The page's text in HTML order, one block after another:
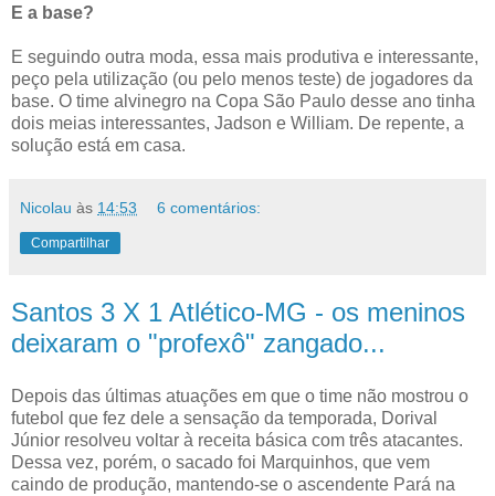
E a base?
E seguindo outra moda, essa mais produtiva e interessante,
peço pela utilização (ou pelo menos teste) de jogadores da
base. O time alvinegro na Copa São Paulo desse ano tinha
dois meias interessantes, Jadson e William. De repente, a
solução está em casa.
Nicolau às 14:53 6 comentários:
Compartilhar
Santos 3 X 1 Atlético-MG - os meninos
deixaram o "profexô" zangado...
Depois das últimas atuações em que o time não mostrou o
futebol que fez dele a sensação da temporada, Dorival
Júnior resolveu voltar à receita básica com três atacantes.
Dessa vez, porém, o sacado foi Marquinhos, que vem
caindo de produção, mantendo-se o ascendente Pará na